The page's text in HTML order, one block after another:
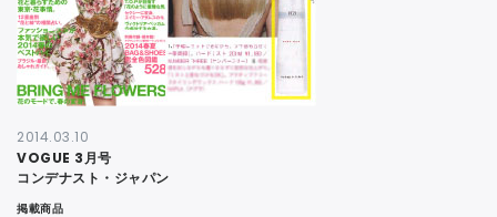
2014.03.10
VOGUE 3月号
コンデナスト・ジャパン
掲載商品